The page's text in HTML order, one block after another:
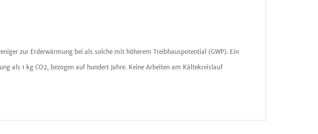
zur Erderwärmung bei als solche mit höherem Treibhauspotential (GWP). Ein
als 1 kg CO2, bezogen auf hundert Jahre. Keine Arbeiten am Kältekreislauf